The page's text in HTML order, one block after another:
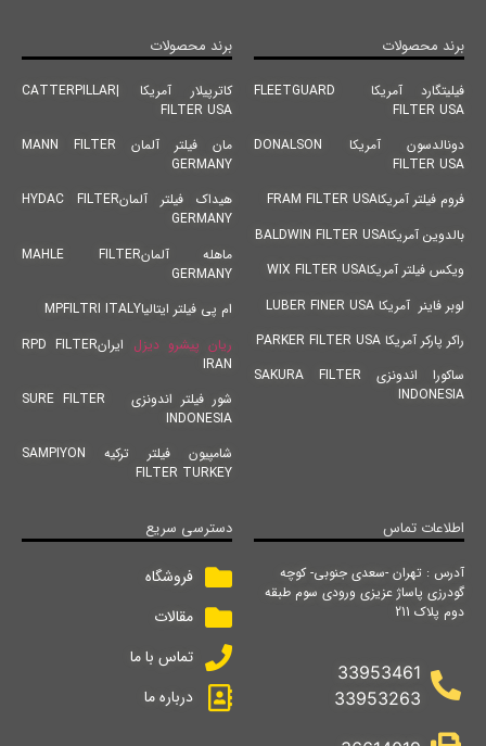
برند محصولات
فیلیتگارد آمریکا FLEETGUARD
FILTER USA
دونالدسون آمریکا DONALSON
FILTER USA
فروم فیلتر آمریکاFRAM FILTER USA
بالدوین آمریکاBALDWIN FILTER USA
ویکس فیلتر آمریکاWIX FILTER USA
لوبر فاینر آمریکا LUBER FINER USA
راکر پارکر آمریکا PARKER FILTER USA
ساکورا اندونزی SAKURA FILTER
INDONESIA
برند محصولات
کاترپیلار آمریکا |CATTERPILLAR
FILTER USA
مان فیلتر آلمان MANN FILTER
GERMANY
هیداک فیلتر آلمانHYDAC FILTER
GERMANY
ماهله آلمانMAHLE FILTER
GERMANY
ام پی فیلتر ایتالیاMPFILTRI ITALY
ریان پیشرو دیزل
ایرانRPD FILTER
IRAN
شور فیلتر اندونزی SURE FILTER
INDONESIA
شامپیون فیلتر ترکیه SAMPIYON
FILTER TURKEY
اطلاعات تماس
آدرس : تهران -سعدی جنوبی- کوچه
گودرزی پاساژ عزیزی ورودی سوم طبقه
دوم پلاک 211
33953461
33953263
دسترسی سریع
فروشگاه
مقالات
تماس با ما
درباره ما